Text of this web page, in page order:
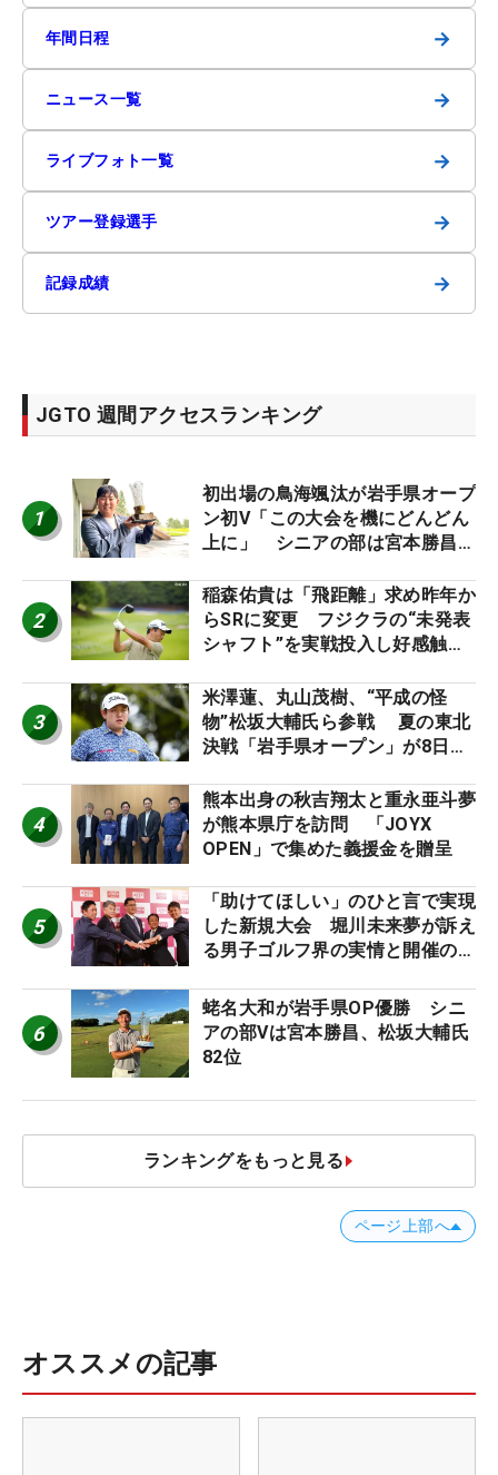
年間日程 →
ニュース一覧 →
ライブフォト一覧 →
ツアー登録選手 →
記録成績 →
JGTO 週間アクセスランキング
1
初出場の鳥海颯汰が岩手県オープ
ン初V「この大会を機にどんどん
上に」 シニアの部は宮本勝昌が
2
稲森佑貴は「飛距離」求め昨年か
らSRに変更 フジクラの“未発表
シャフト”を実戦投入し好感触
ーのヒトネタ！】
3
米澤蓮、丸山茂樹、“平成の怪
物”松坂大輔氏ら参戦 夏の東北
決戦「岩手県オープン」が8日開
4
熊本出身の秋吉翔太と重永亜斗夢
が熊本県庁を訪問 「JOYX
OPEN」で集めた義援金を贈呈
5
「助けてほしい」のひと言で実現
した新規大会 堀川未来夢が訴え
る男子ゴルフ界の実情と開催の舞
6
蛯名大和が岩手県OP優勝 シニ
アの部Vは宮本勝昌、松坂大輔氏
82位
ランキングをもっと見る
ページ上部へ
オススメの記事